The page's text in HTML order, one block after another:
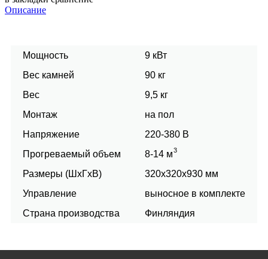
Описание
Мощность 9 кВт
Вес камней
90 кг
Вес
9,5 кг
Монтаж
на пол
Напряжение
220-380 В
Прогреваемый объем
8-14 м3
Размеры (ШхГхВ) 320x320x930 мм
Управление
выносное в комплекте
Страна производства
Финляндия